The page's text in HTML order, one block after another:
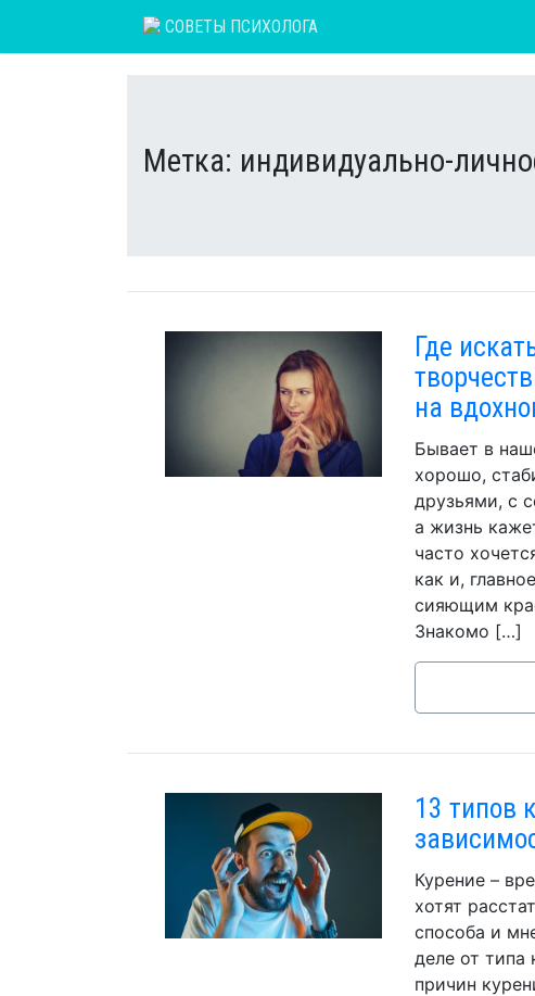
СОВЕТЫ ПСИХОЛОГА
Метка: индивидуально-
Где
на
Бывает в
хорошо,
друзьями, с
а жизнь
часто
как и,
сияющим
Знакомо […]
13 типов
Курение –
хотят
способа и
деле от типа
причин